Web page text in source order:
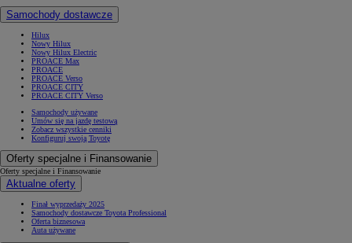
Samochody dostawcze
Hilux
Nowy Hilux
Nowy Hilux Electric
PROACE Max
PROACE
PROACE Verso
PROACE CITY
PROACE CITY Verso
Samochody używane
Umów się na jazdę testową
Zobacz wszystkie cenniki
Konfiguruj swoją Toyotę
Oferty specjalne i Finansowanie
Oferty specjalne i Finansowanie
Aktualne oferty
Finał wyprzedaży 2025
Samochody dostawcze Toyota Professional
Oferta biznesowa
Auta używane